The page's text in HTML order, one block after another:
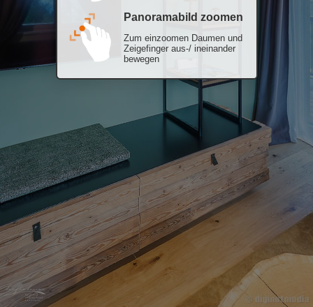
Panoramabild zoomen
Zum einzoomen Daumen und
Zeigefinger aus-/ ineinander
bewegen